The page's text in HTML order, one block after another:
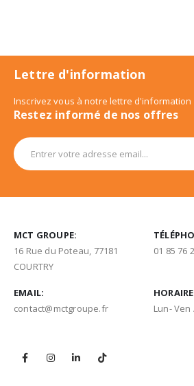
Lettre d'information
Inscrivez vous à notre lettre d'information
Restez informé de nos offres
MCT GROUPE:
16 Rue du Poteau, 77181
COURTRY
01 85 76
EMAIL:
contact@mctgroupe.fr
Lun- Ven